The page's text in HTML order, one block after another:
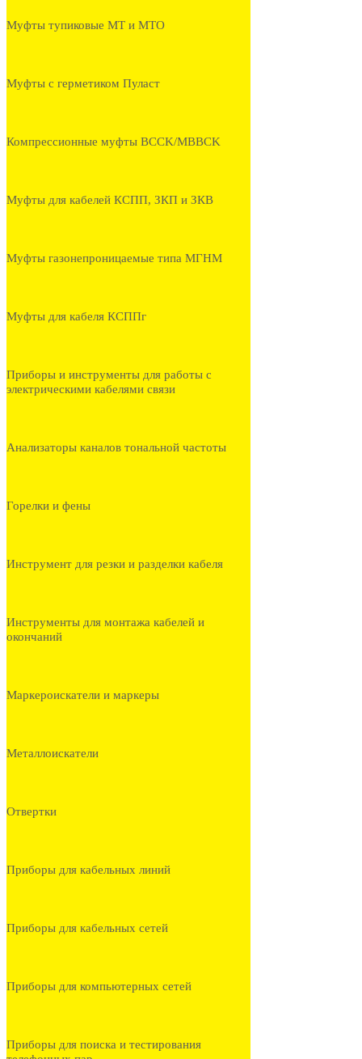
Муфты тупиковые МТ и МТО
Муфты с герметиком Пуласт
Компрессионные муфты BCCK/MBBCK
Муфты для кабелей КСПП, ЗКП и ЗКВ
Муфты газонепроницаемые типа МГНМ
Муфты для кабеля КСППг
Приборы и инструменты для работы с
электрическими кабелями связи
Анализаторы каналов тональной частоты
Горелки и фены
Инструмент для резки и разделки кабеля
Инструменты для монтажа кабелей и
окончаний
Маркероискатели и маркеры
Металлоискатели
Отвертки
Приборы для кабельных линий
Приборы для кабельных сетей
Приборы для компьютерных сетей
Приборы для поиска и тестирования